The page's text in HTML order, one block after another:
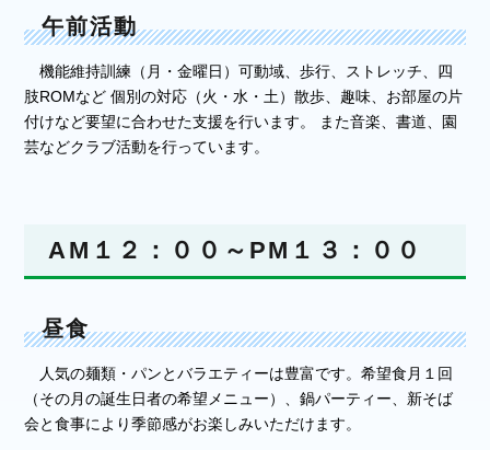
午前活動
機能維持訓練（月・金曜日）可動域、歩行、ストレッチ、四
肢ROMなど 個別の対応（火・水・土）散歩、趣味、お部屋の片
付けなど要望に合わせた支援を行います。 また音楽、書道、園
芸などクラブ活動を行っています。
AM１２：００～PM１３：００
昼食
人気の麺類・パンとバラエティーは豊富です。希望食月１回
（その月の誕生日者の希望メニュー）、鍋パーティー、新そば
会と食事により季節感がお楽しみいただけます。